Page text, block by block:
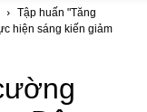
Tập huấn "Tăng
hiện sáng kiến giảm